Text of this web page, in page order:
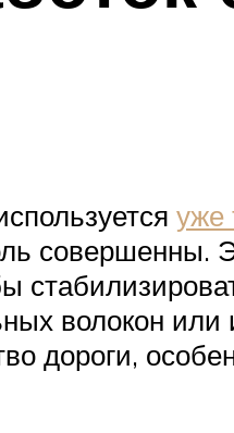
уже
совершенны.
волокон
дороги,